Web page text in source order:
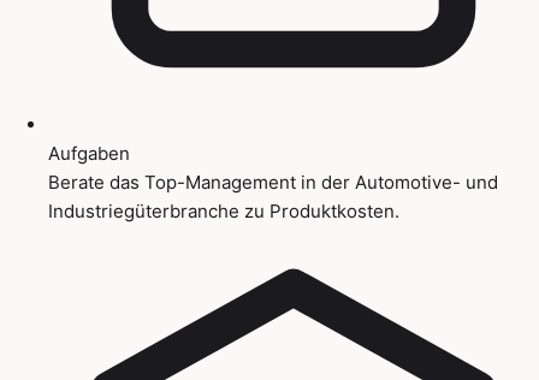
Aufgaben
Berate das Top-Management in der Automotive- und
Industriegüterbranche zu Produktkosten.